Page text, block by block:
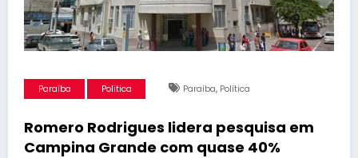
Paraíba Politica Paraíba, Política
Romero Rodrigues lidera pesquisa em
Campina Grande com quase 40%